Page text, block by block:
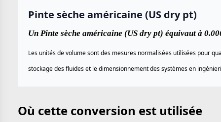
Pinte sèche américaine (US dry pt)
Un Pinte sèche américaine (US dry pt) équivaut à
Les unités de volume sont des mesures normalisées utilisées pour
stockage des fluides et le dimensionnement des systèmes en
Où cette conversion est utilisée